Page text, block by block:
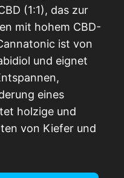
(1:1), das zur
mit hohem CBD-
ist von
und eignet
eines
holzige und
von Kiefer und